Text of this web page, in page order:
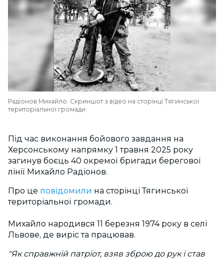
Радіонов Михайло. Скриншот з відео на сторінці Тягинської
територіальної громади
Під час виконання бойового завдання на
Херсонському напрямку 1 травня 2025 року
загинув боєць 40 окремої бригади берегової
лінії Михайло Радіонов.
Про це повідомили на сторінці Тягинської
територіальної громади.
Михайло народився 11 березня 1974 року в селі
Львове, де виріс та працював.
"Як справжній патріот, взяв зброю до рук і став